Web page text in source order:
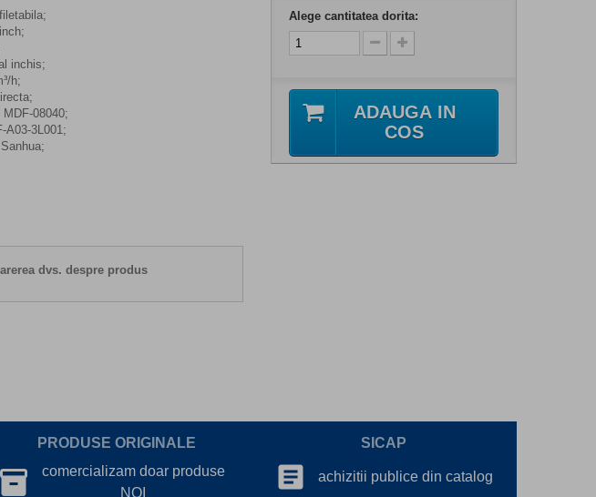
inchis;
h;
08040;
A03-3L001;
dvs. despre produs
Alege cantitatea dorita:
ADAUGA IN
COS
PRODUSE ORIGINALE
inventory_2
comercializam doar produse
NOI
SICAP
article achizitii publice din catalog